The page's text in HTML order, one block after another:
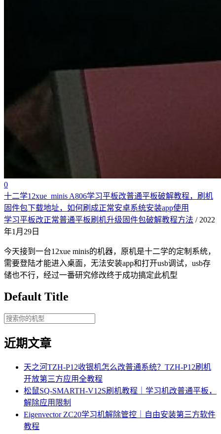
0
十二学12xue_minis A806学习平板改普通平板破解教程，刷机
固件包下载地址，如何刷成正常安卓系统安装app使用
学习平板改正常普通平板刷机升级固件包破解教程方法 / 2022
年1月29日
今天接到一台12xue minis的机器，原机是十二学的定制系统，
需要登陆才能进入桌面，无法安装app和打开usb调试，usb存
储也不行，经过一番研究修改终于成功搞定此机型
Default Title
近期文章
天之河TZH-P12收银机怎么改普通系统？TZH-P12刷机
开放第三方应用全教程
松鼠SQ-SMARTH-V12S刷机教程｜学习机改普通平板，
解除应用限制
Eigenvector ZC20学习机解除管控｜自由安装第三方软件
教程